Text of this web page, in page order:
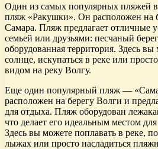
Один из самых популярных пляжей
пляж «Ракушки». Он расположен на
Самара. Пляж предлагает отличные
семьей или друзьями: песчаный
оборудованная территория. Здесь вы
солнце, искупаться в реке или
видом на реку Волгу.
Еще один популярный пляж —
расположен на берегу Волги и
для отдыха. Пляж оборудован
что делает его идеальным местом
Здесь вы можете поплавать в реке,
лыжах или просто насладиться